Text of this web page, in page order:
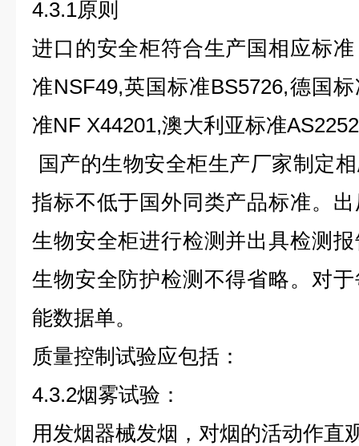
4.3.1原则
进口的安全柜符合生产国相应标
准NSF49,英国标准BS5726,德国
准NF X44201,澳大利亚标准
国产的生物安全柜生产厂家制定
指标不低于国外同类产品标准。
生物安全柜进行检测并出具检测
生物安全防护检测不得省略。对
能数据单。
质量控制试验应包括：
4.3.2烟雾试验：
用发烟器械发烟，对烟的活动作直